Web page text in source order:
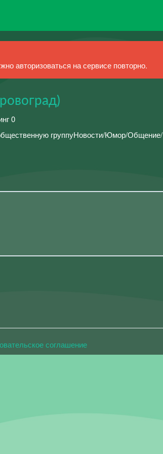
авторизоваться на сервисе повторно.
0
группуНовости/Юмор/Общение/
соглашение